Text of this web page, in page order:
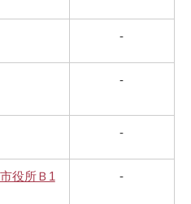
-
-
-
役所Ｂ1
-